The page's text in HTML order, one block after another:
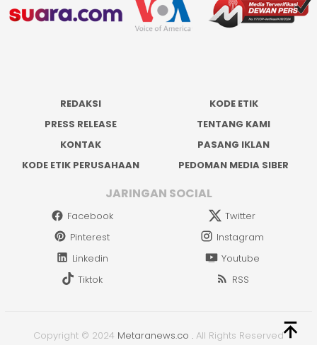
REDAKSI
KODE ETIK
PRESS RELEASE
TENTANG KAMI
KONTAK
PASANG IKLAN
KODE ETIK PERUSAHAAN
PEDOMAN MEDIA SIBER
JARINGAN SOCIAL
Facebook
Twitter
Pinterest
Instagram
Linkedin
Youtube
Tiktok
RSS
Copyright © 2024 Metaranews.co . All Rights Reserved